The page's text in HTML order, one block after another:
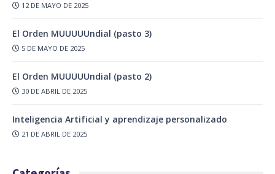
12 DE MAYO DE 2025
El Orden MUUUUUndial (pasto 3)
5 DE MAYO DE 2025
El Orden MUUUUUndial (pasto 2)
30 DE ABRIL DE 2025
Inteligencia Artificial y aprendizaje personalizado
21 DE ABRIL DE 2025